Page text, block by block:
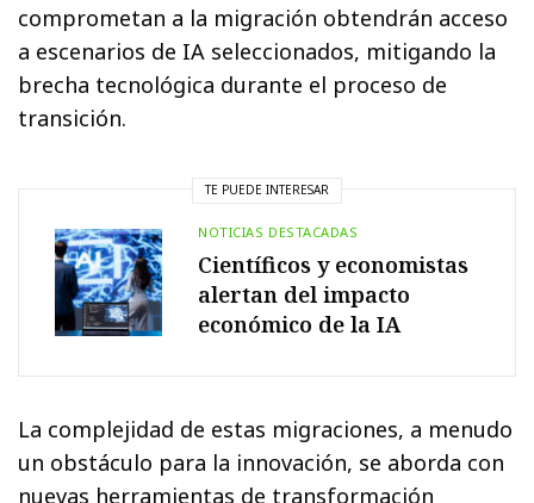
comprometan a la migración obtendrán acceso
a escenarios de IA seleccionados, mitigando la
brecha tecnológica durante el proceso de
transición.
TE PUEDE INTERESAR
NOTICIAS DESTACADAS
Científicos y economistas
alertan del impacto
económico de la IA
La complejidad de estas migraciones, a menudo
un obstáculo para la innovación, se aborda con
nuevas herramientas de transformación